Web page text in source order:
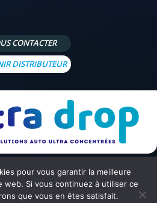
CONTACTER
DISTRIBUTEUR
Mentions légales Politique de confidentialité
de vente
pour vous garantir la meilleure
Si vous continuez à utiliser ce
que vous en êtes satisfait.